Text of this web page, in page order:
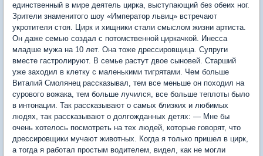
единственный в мире деятель цирка, выступающий без обеих ног.
Зрители знаменитого шоу «Император львиц» встречают
укротителя стоя. Цирк и хищники стали смыслом жизни артиста.
Он даже семью создал с потомственной циркачкой. Инесса
младше мужа на 10 лет. Она тоже дрессировщица. Супруги
вместе гастролируют. В семье растут двое сыновей. Старший
уже заходил в клетку с маленькими тигрятами. Чем больше
Виталий Смолянец рассказывал, тем все меньше он походил на
сурового вожака, тем больше лучился, все больше теплоты было
в интонации. Так рассказывают о самых близких и любимых
людях, так рассказывают о долгожданных детях: — Мне бы
очень хотелось посмотреть на тех людей, которые говорят, что
дрессировщики мучают животных. Когда я только пришел в цирк,
а тогда я работал простым водителем, видел, как не могли